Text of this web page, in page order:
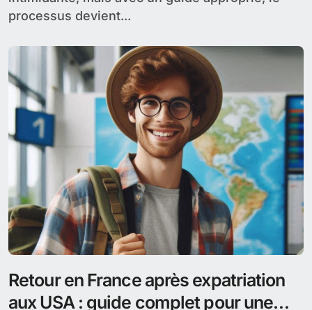
processus devient...
Retour en France après expatriation
aux USA : guide complet pour une